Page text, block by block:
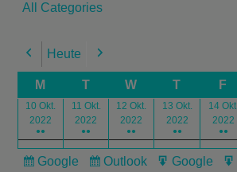
All Categories
Previous
Heute Next
M T W T F
10 Okt.
2022
●●
11 Okt.
2022
●●
12 Okt.
2022
●●
13 Okt.
2022
●●
14 Okt.
2022
●●
Subscribe
Google
Subscribe
Outlook
Export
Google